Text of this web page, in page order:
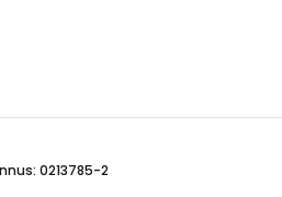
0213785-2